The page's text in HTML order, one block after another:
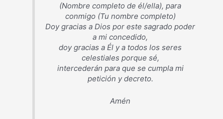
(Nombre completo de él/ella), para
conmigo (Tu nombre completo)
Doy gracias a Dios por este sagrado poder
a mi concedido,
doy gracias a Él y a todos los seres
celestiales porque sé,
intercederán para que se cumpla mi
petición y decreto.
Amén